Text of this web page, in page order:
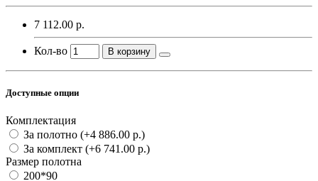
7 112.00 р.
Кол-во В корзину
Доступные опции
Комплектация
За полотно (+4 886.00 р.)
За комплект (+6 741.00 р.)
Размер полотна
200*90